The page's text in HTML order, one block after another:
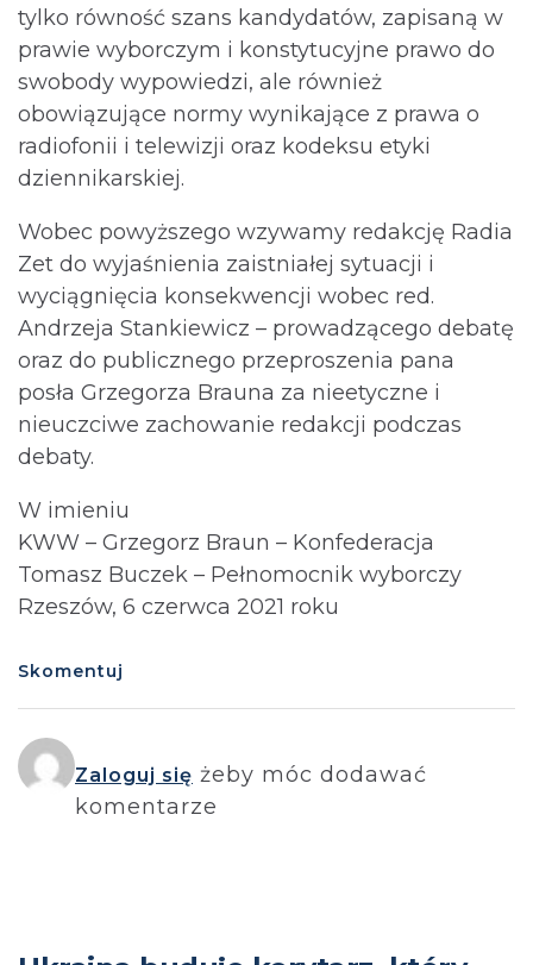
tylko równość szans kandydatów, zapisaną w
prawie wyborczym i konstytucyjne prawo do
swobody wypowiedzi, ale również
obowiązujące normy wynikające z prawa o
radiofonii i telewizji oraz kodeksu etyki
dziennikarskiej.
Wobec powyższego wzywamy redakcję Radia
Zet do wyjaśnienia zaistniałej sytuacji i
wyciągnięcia konsekwencji wobec red.
Andrzeja Stankiewicz – prowadzącego debatę
oraz do publicznego przeproszenia pana
posła Grzegorza Brauna za nieetyczne i
nieuczciwe zachowanie redakcji podczas
debaty.
W imieniu
KWW – Grzegorz Braun – Konfederacja
Tomasz Buczek – Pełnomocnik wyborczy
Rzeszów, 6 czerwca 2021 roku
Skomentuj
Zaloguj się żeby móc dodawać
komentarze